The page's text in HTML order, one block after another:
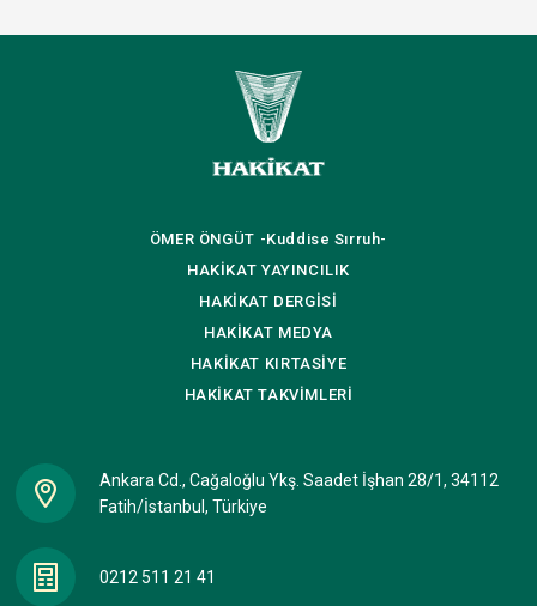
ÖMER ÖNGÜT -Kuddise Sırruh-
HAKİKAT YAYINCILIK
HAKİKAT DERGİSİ
HAKİKAT MEDYA
HAKİKAT KIRTASİYE
HAKİKATTAKVİMLERİ
Ankara Cd., Cağaloğlu Ykş. Saadet İşhan 28/1, 34112
Fatih/İstanbul, Türkiye
0212 511 21 41